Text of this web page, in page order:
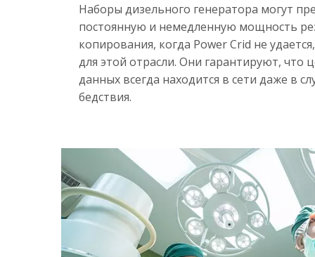
Наборы дизельного генератора могут
постоянную и немедленную мощность
копирования, когда Power Crid не
для этой отрасли. Они гарантируют, что
данных всегда находится в сети даже в
бедствия.